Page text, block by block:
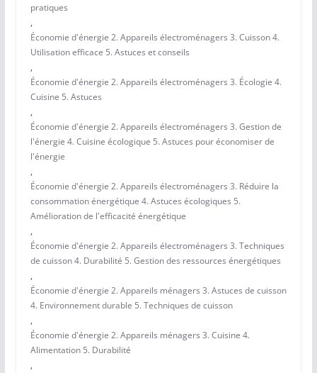
pratiques
,
Économie d'énergie 2. Appareils électroménagers 3. Cuisson 4.
Utilisation efficace 5. Astuces et conseils
,
Économie d'énergie 2. Appareils électroménagers 3. Écologie 4.
Cuisine 5. Astuces
,
Économie d'énergie 2. Appareils électroménagers 3. Gestion de
l'énergie 4. Cuisine écologique 5. Astuces pour économiser de
l'énergie
,
Économie d'énergie 2. Appareils électroménagers 3. Réduire la
consommation énergétique 4. Astuces écologiques 5.
Amélioration de l'efficacité énergétique
,
Économie d'énergie 2. Appareils électroménagers 3. Techniques
de cuisson 4. Durabilité 5. Gestion des ressources énergétiques
,
Économie d'énergie 2. Appareils ménagers 3. Astuces de cuisson
4. Environnement durable 5. Techniques de cuisson
,
Économie d'énergie 2. Appareils ménagers 3. Cuisine 4.
Alimentation 5. Durabilité
,